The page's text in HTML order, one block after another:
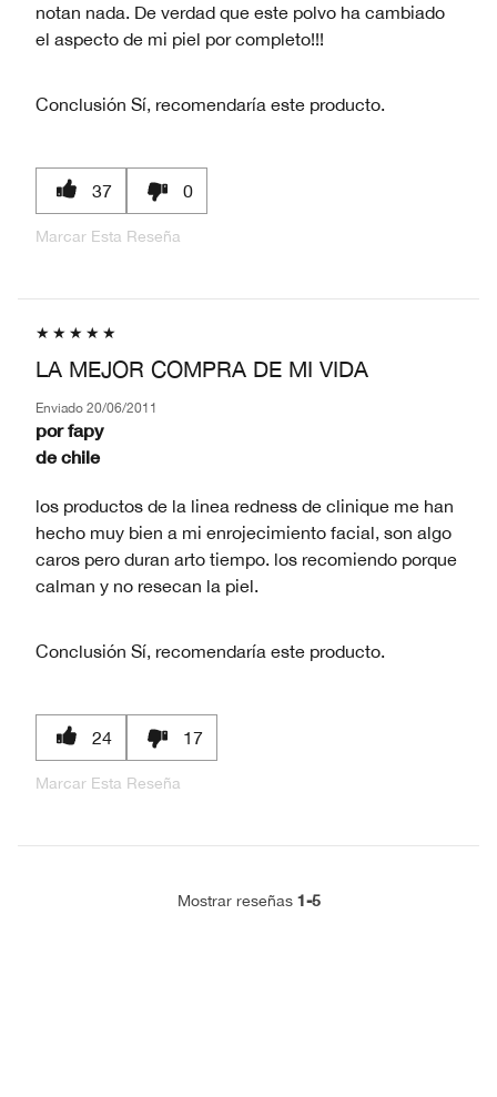
notan nada. De verdad que este polvo ha cambiado
el aspecto de mi piel por completo!!!
Conclusión Sí, recomendaría este producto.
37 0
Marcar Esta Reseña
LA MEJOR COMPRA DE MI VIDA
Enviado 20/06/2011
por fapy
de chile
los productos de la linea redness de clinique me han
hecho muy bien a mi enrojecimiento facial, son algo
caros pero duran arto tiempo. los recomiendo porque
calman y no resecan la piel.
Conclusión Sí, recomendaría este producto.
24 17
Marcar Esta Reseña
Mostrar reseñas 1-5